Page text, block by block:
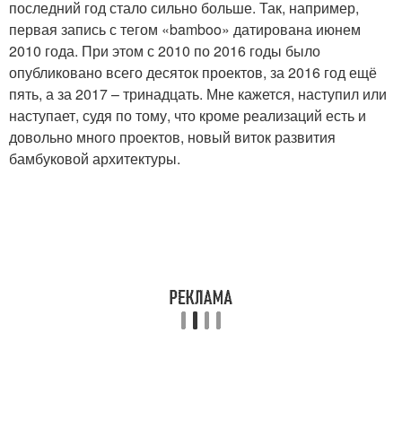
последний год стало сильно больше. Так, например,
первая запись с тегом «bamboo» датирована июнем
2010 года. При этом с 2010 по 2016 годы было
опубликовано всего десяток проектов, за 2016 год ещё
пять, а за 2017 – тринадцать. Мне кажется, наступил или
наступает, судя по тому, что кроме реализаций есть и
довольно много проектов, новый виток развития
бамбуковой архитектуры.